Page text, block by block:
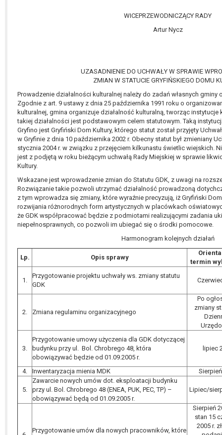
WICEPRZEWODNICZĄCY RADY
Artur Nycz
UZASADNIENIE DO UCHWAŁY W SPRAWIE
ZMIAN W STATUCIE GRYFIŃSKIEGO DOMU
Prowadzenie działalności kulturalnej należy do zadań własnych
Zgodnie z art. 9 ustawy z dnia 25 października 1991 roku o
kulturalnej, gmina organizuje działalność kulturalną, tworząc
takiej działalności jest podstawowym celem statutowym. Taką
Gryfino jest Gryfiński Dom Kultury, którego statut został przyjęty
w Gryfinie z dnia 10 października 2002 r. Obecny statut był zmieniany
stycznia 2004 r. w związku z przejęciem kilkunastu świetlic wiejskich.
jest z podjętą w roku bieżącym uchwałą Rady Miejskiej w sprawie
Kultury.
Wskazane jest wprowadzenie zmian do Statutu GDK, z uwagi na
Rozwiązanie takie pozwoli utrzymać działalność prowadzoną
z tym wprowadza się zmiany, które wyraźnie precyzują, iż Gryfiński
rozwijania różnorodnych form artystycznych w placówkach
że GDK współpracować będzie z podmiotami realizującymi zadania
niepełnosprawnych, co pozwoli im ubiegać się o środki pomocowe.
Harmonogram kolejnych działań
Lp. Opis sprawy
termin
1.
Przygotowanie projektu uchwały ws. zmiany statutu
GDK
2. Zmiana regulaminu organizacyjnego
Po
zmiany
3.
Przygotowanie umowy użyczenia dla GDK dotyczącej
budynku przy ul. Bol. Chrobrego 48, która
obowiązywać będzie od 01.09.2005 r.
lipiec
4. Inwentaryzacja mienia MDK
5.
Zawarcie nowych umów dot. eksploatacji budynku
przy ul. Bol. Chrobrego 48 (ENEA, PUK, PEC, TP) –
obowiązywać będą od 01.09.2005 r.
Lipiec/
Przygotowanie umów dla nowych pracowników, które
Sierpień
stan 15
2005 r.